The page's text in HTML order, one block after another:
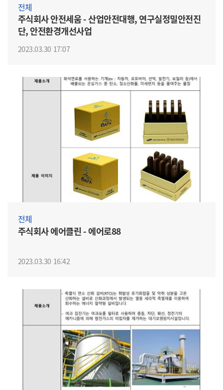
전체
주식회사 안전세움 - 산업안전대행, 연구실정밀안전진
단, 안전환경개선사업
2023.03.30 17:07
전체
주식회사 에어클린 - 에어로88
2023.03.30 16:42